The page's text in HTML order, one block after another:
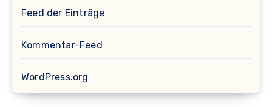
Feed der Einträge
Kommentar-Feed
WordPress.org